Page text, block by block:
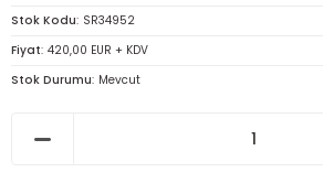
Stok Kodu SR34952
Fiyat 420,00 EUR + KDV
Stok Durumu Mevcut